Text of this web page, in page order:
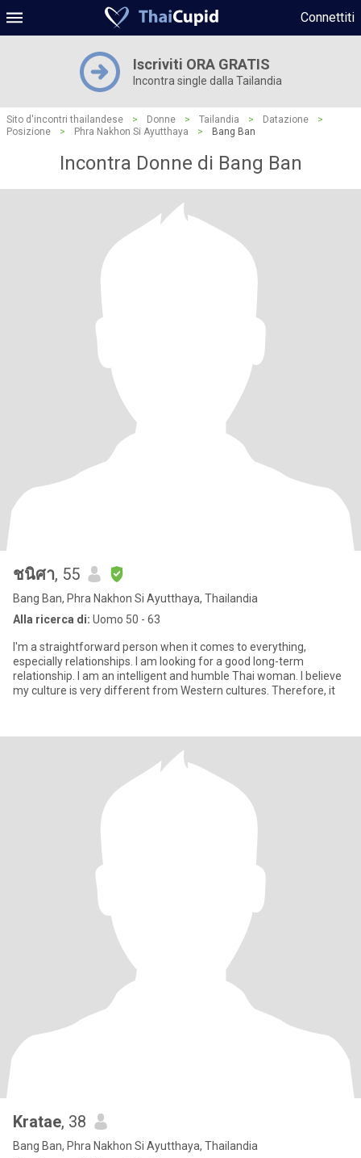
Connettiti
Iscriviti ORA GRATIS
Incontra single dalla Tailandia
Sito d'incontri thailandese > Donne > Tailandia > Datazione
>
Posizione
> Phra Nakhon Si Ayutthaya > Bang Ban
Incontra Donne di Bang Ban
ชนิศา, 55
Bang Ban, Phra Nakhon Si Ayutthaya, Thailandia
Alla ricerca di: Uomo 50 - 63
I'm a straightforward person when it comes to everything,
especially relationships. I am looking for a good long-term
relationship. I am an intelligent and humble Thai woman. I believe
my culture is very different from Western cultures. Therefore, it
Kratae, 38
Bang Ban, Phra Nakhon Si Ayutthaya, Thailandia